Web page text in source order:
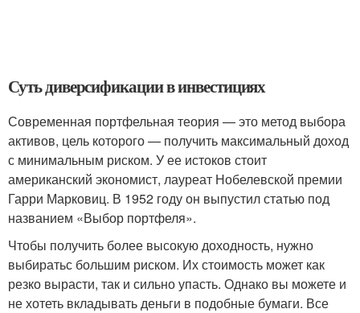
Суть диверсификации в инвестициях
Современная портфельная теория — это метод выбора
активов, цель которого — получить максимальный доход
с минимальным риском. У ее истоков стоит
американский экономист, лауреат Нобелевской премии
Гарри Марковиц. В 1952 году он выпустил статью под
названием «Выбор портфеля».
Чтобы получить более высокую доходность, нужно
выбиратьс большим риском. Их стоимость может как
резко вырасти, так и сильно упасть. Однако вы можете и
не хотеть вкладывать деньги в подобные бумаги. Все